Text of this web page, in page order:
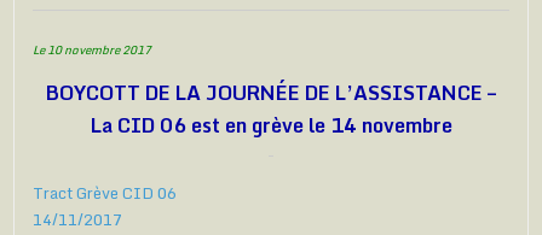
Le 10 novembre 2017
BOYCOTT DE LA JOURNÉE DE L’ASSISTANCE –
La CID 06 est en grève le 14 novembre
Tract Grève CID 06
14/11/2017